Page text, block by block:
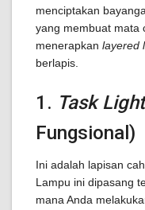
menciptakan
yang membuat mata
menerapkan layered
berlapis.
1. Task
Fungsional)
Ini adalah lapisan
Lampu ini dipasang
mana Anda